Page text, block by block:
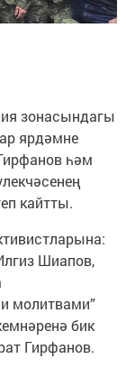
зонасындагы
ярдәмне
һәм
кайтты.
Шиапов,
молитвами”
бик
Гирфанов.